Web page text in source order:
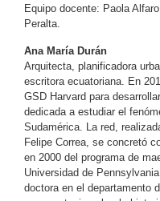
Equipo docente: Paola
Peralta.
Ana María Durán
Arquitecta, planificadora
escritora ecuatoriana. En
GSD Harvard para
dedicada a estudiar el
Sudamérica. La red,
Felipe Correa, se concretó
en 2000 del programa de
Universidad de Pennsylvania,
doctora en el departamento